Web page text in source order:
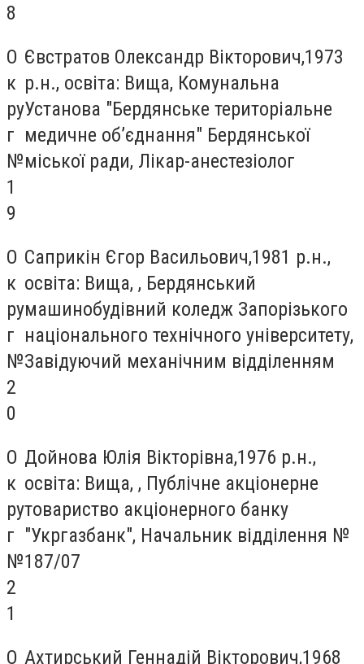
8
О
к
ру
г
№
1
9
Євстратов Олександр Вікторович,1973
р.н., освіта: Вища, Комунальна
Установа "Бердянське територіальне
медичне об’єднання" Бердянської
міської ради, Лікар-анестезіолог
О
к
ру
г
№
2
0
Саприкін Єгор Васильович,1981 р.н.,
освіта: Вища, , Бердянський
машинобудівний коледж Запорізького
національного технічного університету,
Завідуючий механічним відділенням
О
к
ру
г
№
2
1
Дойнова Юлія Вікторівна,1976 р.н.,
освіта: Вища, , Публічне акціонерне
товариство акціонерного банку
"Укргазбанк", Начальник відділення №
187/07
О Ахтирський Геннадій Вікторович,1968